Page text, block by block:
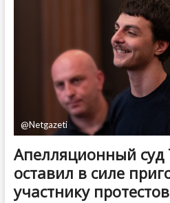
@Netgazeti
Апелляционный суд
оставил в силе
участнику протестов